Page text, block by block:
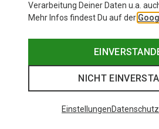
Verarbeitung Deiner Daten u.a.
Mehr Infos findest Du auf der
NICHT
EinstellungenDatenschutz